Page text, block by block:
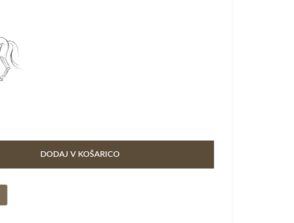
DODAJ V KOŠARICO